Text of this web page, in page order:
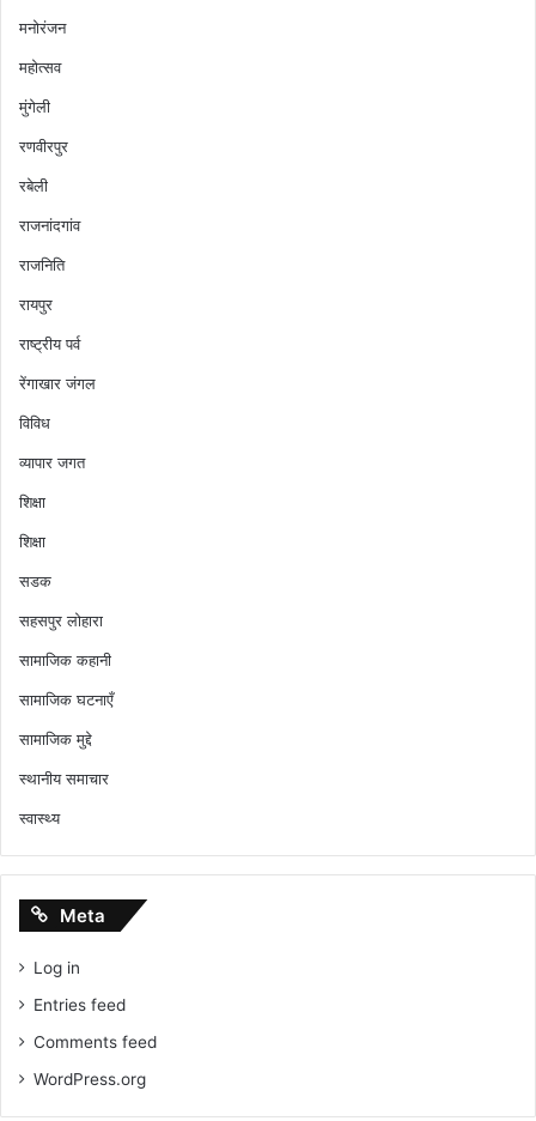
मनोरंजन
महोत्सव
मुंगेली
रणवीरपुर
रबेली
राजनांदगांव
राजनिति
रायपुर
राष्ट्रीय पर्व
रेंगाखार जंगल
विविध
व्यापार जगत
शिक्षा
शिक्षा
सडक
सहसपुर लोहारा
सामाजिक कहानी
सामाजिक घटनाएँ
सामाजिक मुद्दे
स्थानीय समाचार
स्वास्थ्य
Meta
Log in
Entries feed
Comments feed
WordPress.org